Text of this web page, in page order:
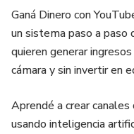
Ganá Dinero con
un sistema paso a paso
quieren generar
cámara y sin invertir en
Aprendé a crear
usando inteligencia